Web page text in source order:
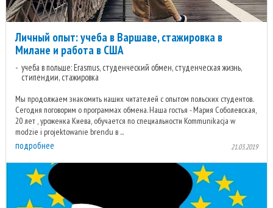
Личный опыт: учеба в Варшаве, стажировка в
Милане и работа в США
учеба в польше: Erasmus, студенческий обмен, студенческая жизнь,
стипендии, стажировка
Мы продолжаем знакомить наших читателей с опытом польских студентов.
Сегодня поговорим о программах обмена. Наша гостья - Мария Соболевская,
20 лет , уроженка Киева, обучается по специальности Kommunikacja w
modzie i projektowanie brendu в ...
подробнее 21.03.2019